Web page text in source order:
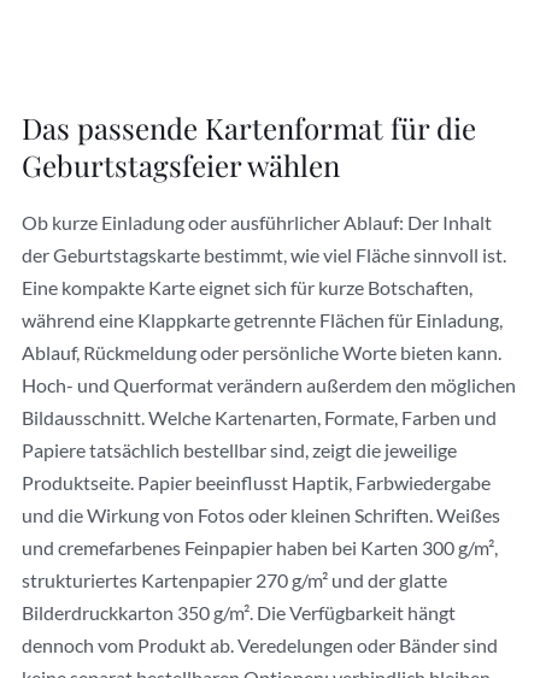
Das passende Kartenformat für die
Geburtstagsfeier wählen
Ob kurze Einladung oder ausführlicher Ablauf: Der Inhalt
der Geburtstagskarte bestimmt, wie viel Fläche sinnvoll ist.
Eine kompakte Karte eignet sich für kurze Botschaften,
während eine Klappkarte getrennte Flächen für Einladung,
Ablauf, Rückmeldung oder persönliche Worte bieten kann.
Hoch- und Querformat verändern außerdem den möglichen
Bildausschnitt. Welche Kartenarten, Formate, Farben und
Papiere tatsächlich bestellbar sind, zeigt die jeweilige
Produktseite. Papier beeinflusst Haptik, Farbwiedergabe
und die Wirkung von Fotos oder kleinen Schriften. Weißes
und cremefarbenes Feinpapier haben bei Karten 300 g/m²,
strukturiertes Kartenpapier 270 g/m² und der glatte
Bilderdruckkarton 350 g/m². Die Verfügbarkeit hängt
dennoch vom Produkt ab. Veredelungen oder Bänder sind